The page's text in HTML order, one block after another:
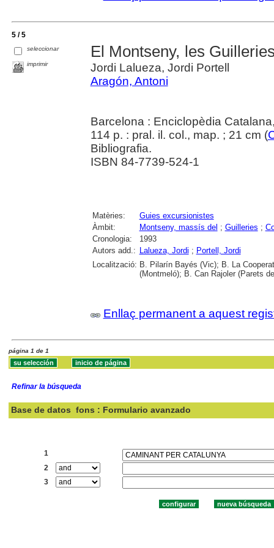
5 / 5
seleccionar
imprimir
El Montseny, les
Jordi Lalueza, Jordi Portell
Aragón, Antoni
Barcelona : Enciclopèdia
114 p. : pral. il. col., map. ; 21 cm (
Bibliografia.
ISBN 84-7739-524-1
Matèries:
Guies excursionistes
Àmbit:
Montseny, massís del ; Guilleries ;
Cronologia:
1993
Autors add.: Lalueza, Jordi ; Portell, Jordi
Localització: B. Pilarín Bayés (Vic); B. La
(Montmeló); B. Can Rajoler (Parets
Enllaç permanent a aquest
página 1 de 1
Refinar la búsqueda
Base de datos fons : Formulario avanzado
1
2
3